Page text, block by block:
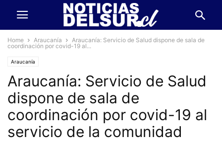
Home Araucanía
Araucanía: Servicio de Salud dispone de sala de
coordinación por covid-19 al...
Araucanía
Araucanía: Servicio de Salud
dispone de sala de
coordinación por covid-19 al
servicio de la comunidad